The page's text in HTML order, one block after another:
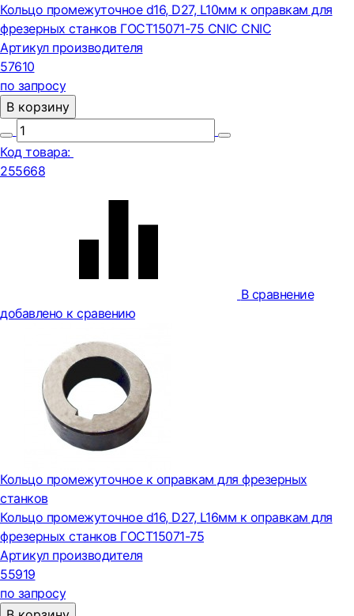
Кольцо промежуточное d16, D27, L10мм к оправкам для
фрезерных станков ГОСТ15071-75 CNIC CNIC
Артикул производителя
57610
по запросу
В корзину
Код товара:
255668
В сравнение
добавлено к сравению
Кольцо промежуточное к оправкам для фрезерных
станков
Кольцо промежуточное d16, D27, L16мм к оправкам для
фрезерных станков ГОСТ15071-75
Артикул производителя
55919
по запросу